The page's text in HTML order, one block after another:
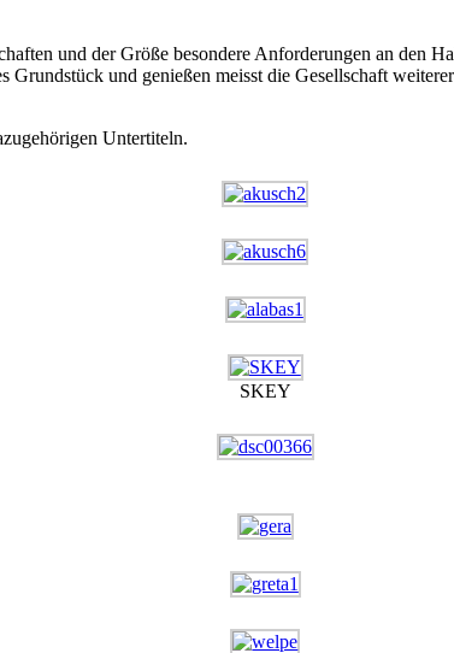
und der Größe besondere Anforderungen an den
und genießen meisst die Gesellschaft
Untertiteln.
SKEY